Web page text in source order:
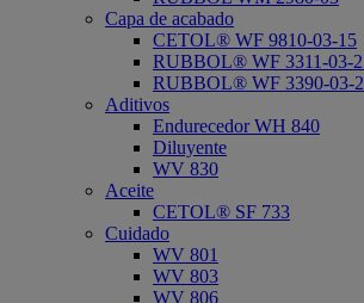
Capa de acabado
CETOL® WF 9810-03-15
RUBBOL® WF 3311-03-
RUBBOL® WF 3390-03-
Aditivos
Endurecedor WH 840
Diluyente
WV 830
Aceite
CETOL® SF 733
Cuidado
WV 801
WV 803
WV 806